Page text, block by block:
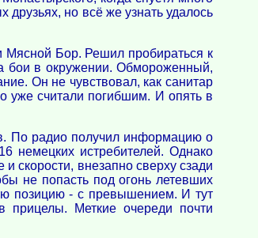
но всё же узнать удалось
Мясной Бор. Решил пробираться к
бои в окружении. Обмороженный,
Он не чувствовал, как санитар
уже считали погибшим. И опять в
По радио получил информацию о
немецких истребителей. Однако
скорости, внезапно сверху сзади
не попасть под огонь летевших
позицию - с превышением. И тут
прицелы. Меткие очереди почти